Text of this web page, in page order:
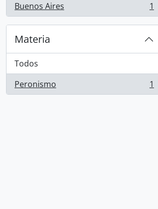
Buenos Aires
, 1 resultados 1
Materia
Todos
Peronismo
, 1 resultados 1